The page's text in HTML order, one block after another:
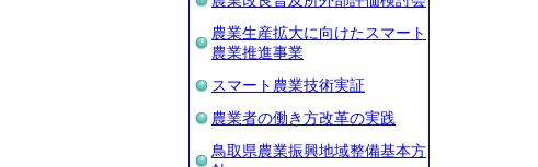
農業生産拡大に向けたスマート
農業推進事業
スマート農業技術実証
農業者の働き方改革の実践
鳥取県農業振興地域整備基本方